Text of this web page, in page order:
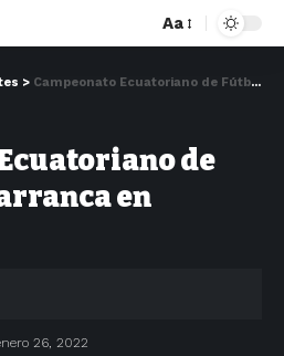
Aa
> Campeonato Ecuatoriano de Fútbol 2022, arranca en febrero
de
en
26, 2022